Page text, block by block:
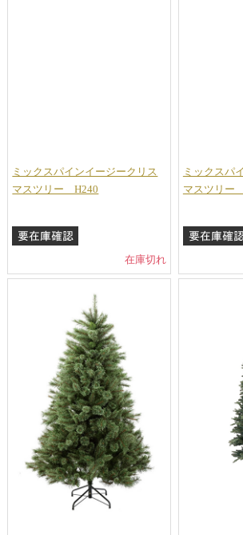
ミックスパインイージークリス
マスツリー H240
在庫切れ
ミックスパ
マスツリー